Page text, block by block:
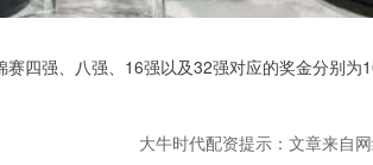
四强、八强、16强以及32强对应的奖金分别为
大牛时代配资提示：文章来自